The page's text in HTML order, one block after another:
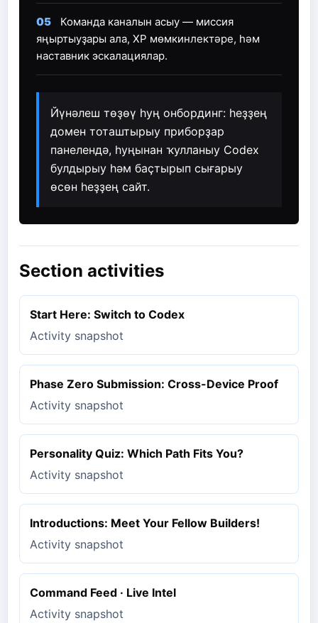
05
Команда каналын асыу — миссия
яңыртыуҙары ала, XP мөмкинлектәре, һәм
наставник эскалациялар.
Йүнәлеш төҙөү һуң онбординг: һеҙҙең
домен тоташтырыу приборҙар
панелендә, һуңынан ҡулланыу Codex
булдырыу һәм баҫтырып сығарыу
өсөн һеҙҙең сайт.
Section activities
Start Here: Switch to Codex
Activity snapshot
Phase Zero Submission: Cross-Device Proof
Activity snapshot
Personality Quiz: Which Path Fits You?
Activity snapshot
Introductions: Meet Your Fellow Builders!
Activity snapshot
Command Feed · Live Intel
Activity snapshot